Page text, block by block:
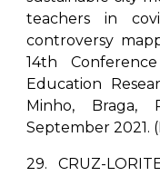
teachers in
controversy
14th
Education
Minho,
September 2021.
29. CRUZ-